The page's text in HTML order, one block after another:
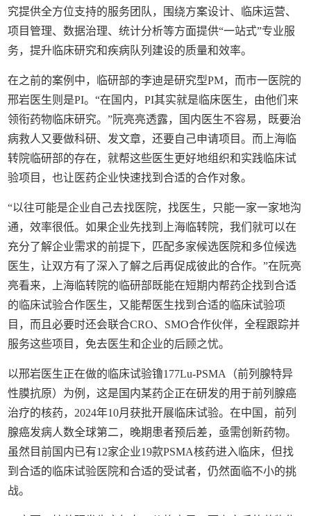
究提供全方位支持的服务团队，围绕方案设计、临床运营、
项目管理、数据治理、统计分析等方面提供“一站式”专业服
务，提升临床研究和疾病队列建设的质量和效率。
在之前的案例中，临研部的李迪是研究型PM，而市一医院的
邢岩医生则是PI。“在国内，PI其实就是临床医生，由他们来
领衔药物临床研究。”阮亮亮透露，国内医生不容易，既要治
病救人又要做科研、发文章，还要自己申请项目。而上海临
转院临研部的存在，就帮这些医生更好地组织和实践临床试
验项目，也让医药企业快速找到合适的合作对象。
“以往可能是企业自己去找医院，找医生，只能一家一家地沟
通，效率很低。如果企业先找到上海临转院，我们就可以在
充分了解企业需求的前提下，匹配多家候选医院和多位候选
医生，让双方有了深入了解之后再促成彼此的合作。”在阮亮
亮看来，上海临转院的临研部既能在短期内帮药企找到合适
的临床试验合作医生，又能帮医生找到合适的临床试验项
目，而且必要时还会联合CRO、SMO合作伙伴，全程跟踪并
服务这些项目，免去医生和企业的后顾之忧。
以邢岩医生正在做的临床试验镥177Lu-PSMA（前列腺特异
性膜抗原）为例，这是国内某药企正在研发的用于前列腺癌
治疗的核药，2024年10月获批开展临床试验‌。在中国，前列
腺癌发病人数全球第二，晚期患者预后差，亟需创新药物。
虽然目前国内已有12家企业19款PSMA核药进入临床，但找
到合适的临床试验医院和合适的受试者，仍然面临不小的挑
战。